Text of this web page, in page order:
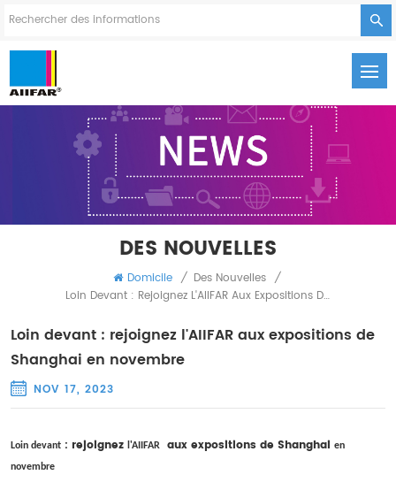
DES NOUVELLES
Domicile / Des Nouvelles /
Loin Devant : Rejoignez L'AIIFAR Aux Expositions De Shanghai En Novembre
Loin devant : rejoignez l'AIIFAR aux expositions de
Shanghai en novembre
NOV 17, 2023
Loin devant : rejoignez l'AIIFAR aux expositions de Shanghai en
novembre